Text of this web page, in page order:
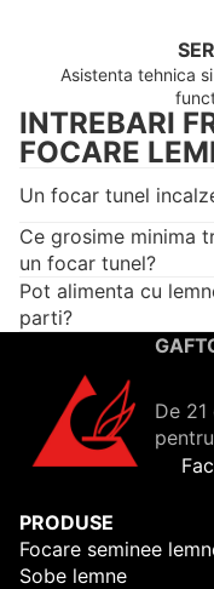
Asistenta tehnica
INTREBARI
FOCARE
Un focar tunel
Ce grosime minima
un focar tunel?
Pot alimenta cu
parti?
De
PRODUSE
Focare seminee
Sobe lemne